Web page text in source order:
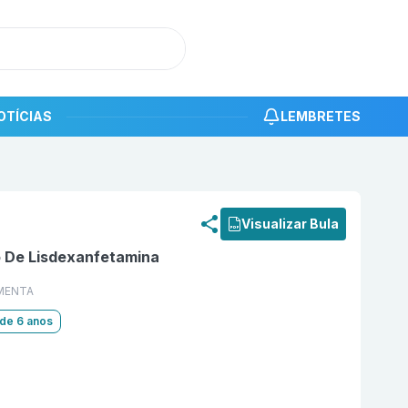
LEMBRETES
Visualizar Bula
De Lisdexanfetamina
6 anos